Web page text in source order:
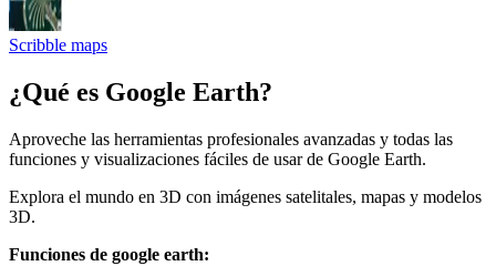
Scribble maps
¿Qué es Google Earth?
Aproveche las herramientas profesionales avanzadas y todas las
funciones y visualizaciones fáciles de usar de Google Earth.
Explora el mundo en 3D con imágenes satelitales, mapas y modelos
3D.
Funciones de google earth: